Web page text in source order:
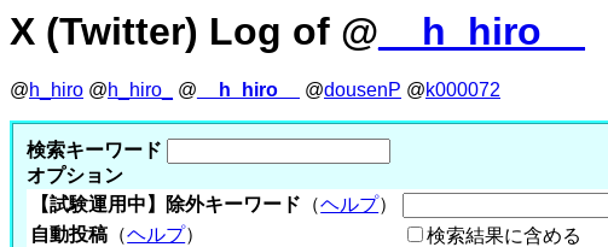
X (Twitter) Log of @ __h_hiro__
@h_hiro @h_hiro_ @ __h_hiro__ @dousenP @k000072
検索キーワード
オプション
【試験運用中】除外キーワード （ヘルプ）
自動投稿 （ヘルプ）
検索結果に含める